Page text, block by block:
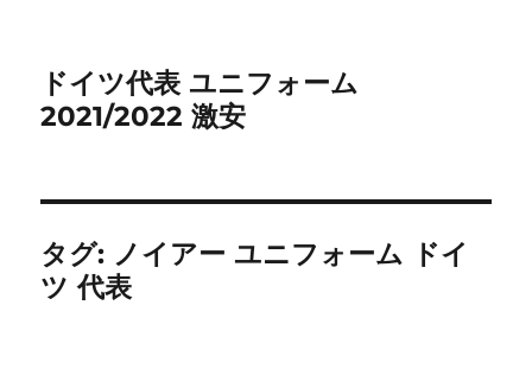
ドイツ代表 ユニフォーム
2021/2022 激安
タグ: ノイアー ユニフォーム ドイ
ツ 代表